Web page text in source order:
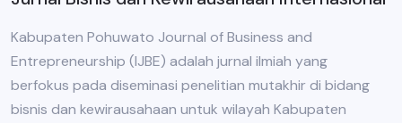
Kabupaten Pohuwato Journal of Business and
Entrepreneurship (IJBE) adalah jurnal ilmiah yang
berfokus pada diseminasi penelitian mutakhir di bidang
bisnis dan kewirausahaan untuk wilayah Kabupaten